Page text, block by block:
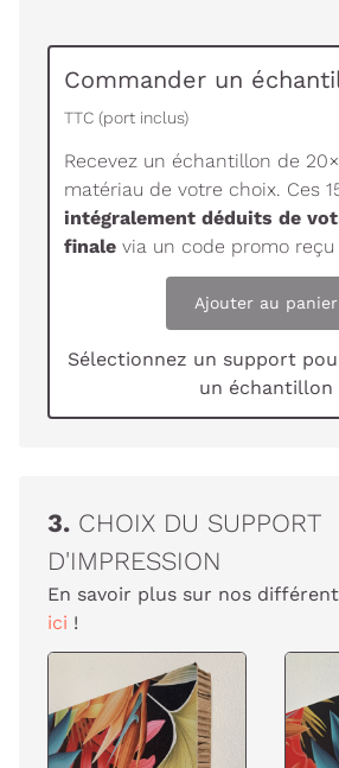
Commander un
TTC (port inclus)
Recevez un échantillon de
matériau de votre choix. Ces
intégralement déduits de
finale via un code promo
Ajouter au panier
Sélectionnez un support
un échantillon
3. CHOIX DU SUPPORT
D'IMPRESSION
En savoir plus sur nos
ici !